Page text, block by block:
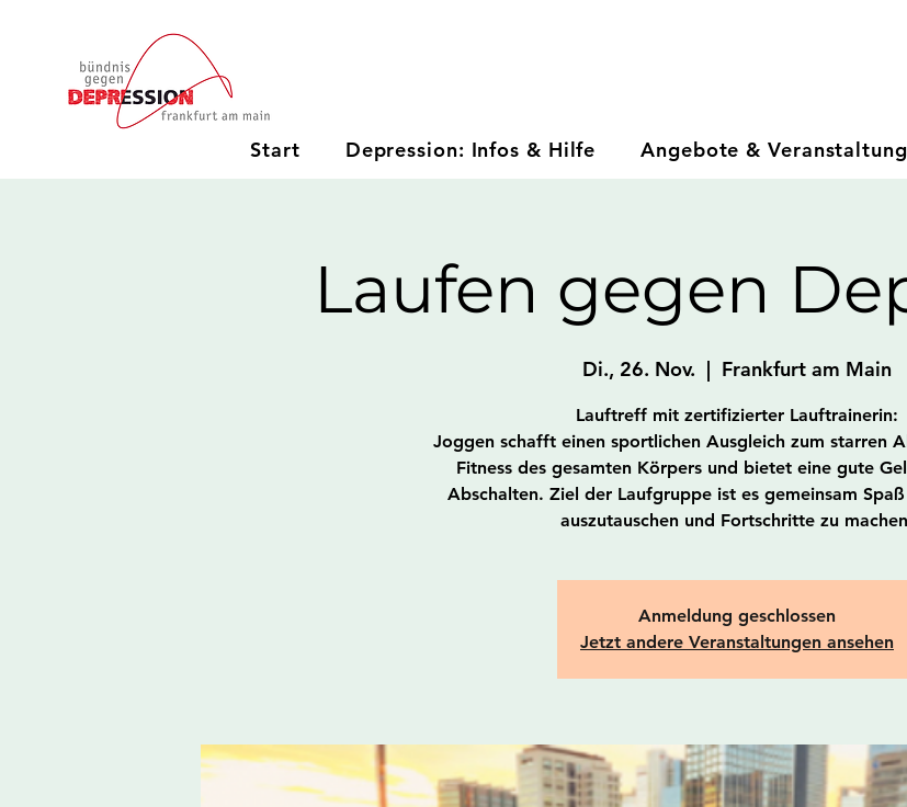
Start Depression: Infos & Hilfe Angebote &
Laufen gegen
Di., 26. Nov.
  |
Frankfurt am Main
Lauftreff mit zertifizierter Lauftrainerin:
Joggen schafft einen sportlichen Ausgleich zum starren
Fitness des gesamten Körpers und bietet eine gute
Abschalten. Ziel der Laufgruppe ist es gemeinsam
auszutauschen und Fortschritte zu
Anmeldung geschlossen
Jetzt andere Veranstaltungen ansehen